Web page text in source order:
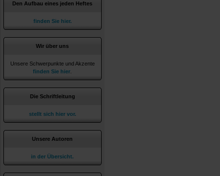
Den Aufbau eines jeden Heftes
finden Sie hier.
Wir über uns
Unsere Schwerpunkte und Akzente
finden Sie hier
Die Schriftleitung
stellt sich hier vor.
Unsere Autoren
in der Übersicht.